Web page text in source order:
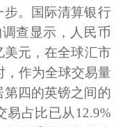
步。国际清算银行
调查显示，人民币
美元，在全球汇市
，作为全球交易量
四的英镑之间的
占比已从12.9%